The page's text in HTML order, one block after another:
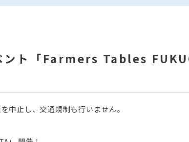
ント「Farmers Tables
中止し、交通規制も行いません。